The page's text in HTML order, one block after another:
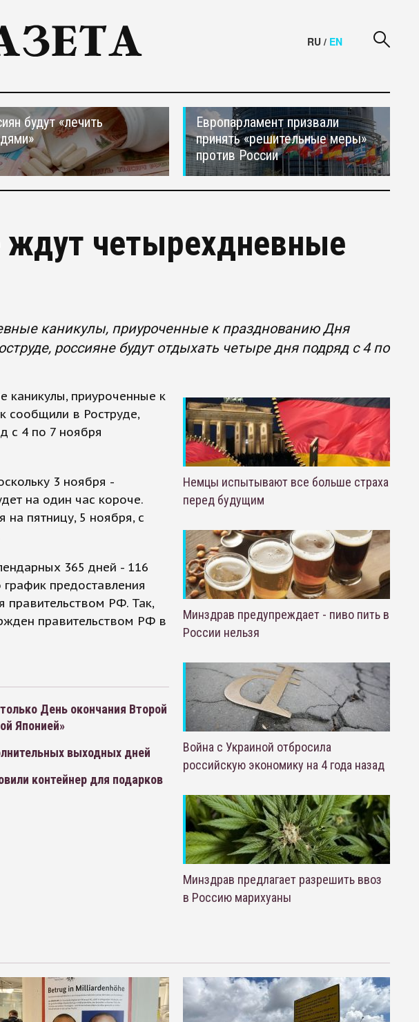
RU / EN
будут «лечить
Европарламент призвали
принять «решительные меры»
против России
ждут четырехдневные
каникулы, приуроченные к празднованию Дня
россияне будут отдыхать четыре дня подряд с 4 по
каникулы, приуроченные к
сообщили в Роструде,
с 4 по 7 ноября
3 ноября -
на один час короче.
пятницу, 5 ноября, с
365 дней - 116
предоставления
правительством РФ. Так,
правительством РФ в
День окончания Второй
Японией»
выходных дней
контейнер для подарков
Немцы испытывают все больше страха
перед будущим
Минздрав предупреждает - пиво пить в
России нельзя
Война с Украиной отбросила
российскую экономику на 4 года назад
Минздрав предлагает разрешить ввоз
в Россию марихуаны